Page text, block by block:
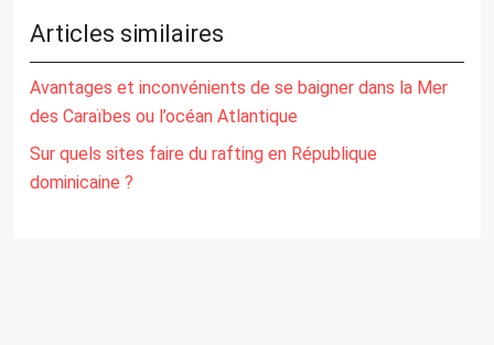
Articles similaires
Avantages et inconvénients de se baigner dans la Mer
des Caraïbes ou l’océan Atlantique
Sur quels sites faire du rafting en République
dominicaine ?